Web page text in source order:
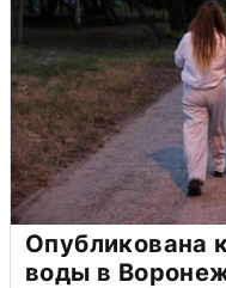
Опубликована
воды в